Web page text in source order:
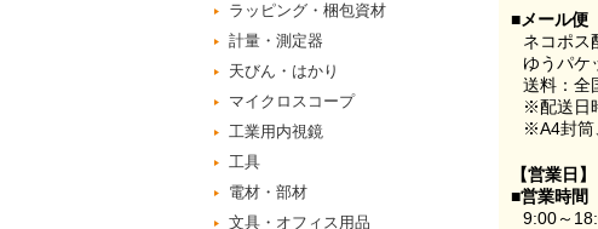
ラッピング・梱包資材
計量・測定器
天びん・はかり
マイクロスコープ
工業用内視鏡
工具
電材・部材
文具・オフィス用品
■メール便
ネコポス
ゆうパケ
送料：全
※配送日
※A4封筒
【営業日】
■営業時間
9:00～